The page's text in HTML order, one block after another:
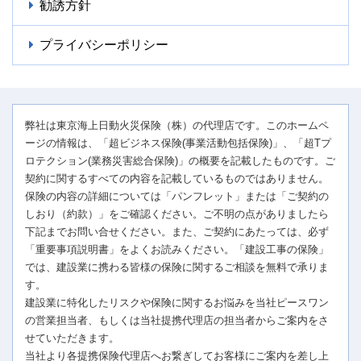
勧誘方針
プライバシーポリシー
弊社は東京海上日動火災保険（株）の代理店です。このホームペ
ージの情報は、「超ビジネス保険(事業活動包括保険)」、「超Tプ
ロテクション(業務災害総合保険)」の概要を記載したものです。ご
契約に関するすべての内容を記載しているものではありません。
保険の内容の詳細については「パンフレット」または「ご契約の
しおり（約款）」をご確認ください。ご不明の点がありましたら
下記までお問い合せください。また、ご契約にあたっては、必ず
「重要事項説明書」をよくお読みください。「建設工事の保険」
では、建設業に携わる皆様の保険に関するご相談を無料で承りま
す。
建設業に特化したリスクや保険に関するお悩みを当社ピースワン
の営業担当者、もしくは当社提携代理店の担当者からご案内をさ
せていただきます。
当社より各提携保険代理店へお繋ぎしてお客様にご案内を差し上